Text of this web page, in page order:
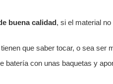
buena calidad , si el material no
que saber tocar, o sea ser
batería con unas baquetas y